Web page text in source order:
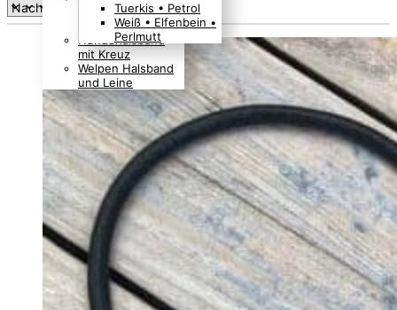
Boho Indianer
Hippie Look
Hundehalsband
mit Kreuz
Welpen Halsband
und Leine
Tuerkis • Petrol
Weiß • Elfenbein •
Perlmutt